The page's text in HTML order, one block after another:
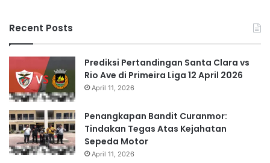
Recent Posts
Prediksi Pertandingan Santa Clara vs
Rio Ave di Primeira Liga 12 April 2026
April 11, 2026
Penangkapan Bandit Curanmor:
Tindakan Tegas Atas Kejahatan
Sepeda Motor
April 11, 2026